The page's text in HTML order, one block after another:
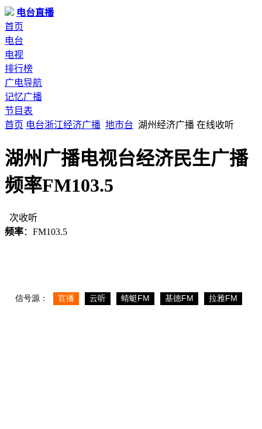
电台直播
首页
电台
电视
排行榜
广电导航
记忆广播
节目表
首页 电台浙江经济广播 地市台 湖州经济广播 在线收听
湖州广播电视台经济民生广播
频率FM103.5
次收听
频率：FM103.5